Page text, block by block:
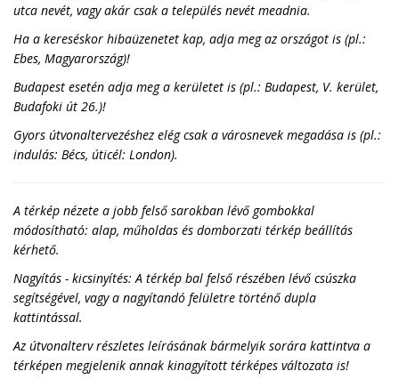
utca nevét, vagy akár csak a település nevét meadnia.
Ha a kereséskor hibaüzenetet kap, adja meg az országot is (pl.:
Ebes, Magyarország)!
Budapest esetén adja meg a kerületet is (pl.: Budapest, V. kerület,
Budafoki út 26.)!
Gyors útvonaltervezéshez elég csak a városnevek megadása is (pl.:
indulás: Bécs, úticél: London).
A térkép nézete a jobb felső sarokban lévő gombokkal
módosítható: alap, műholdas és domborzati térkép beállítás
kérhető.
Nagyítás - kicsinyítés: A térkép bal felső részében lévő csúszka
segítségével, vagy a nagyítandó felületre történő dupla
kattintással.
Az útvonalterv részletes leírásának bármelyik sorára kattintva a
térképen megjelenik annak kinagyított térképes változata is!